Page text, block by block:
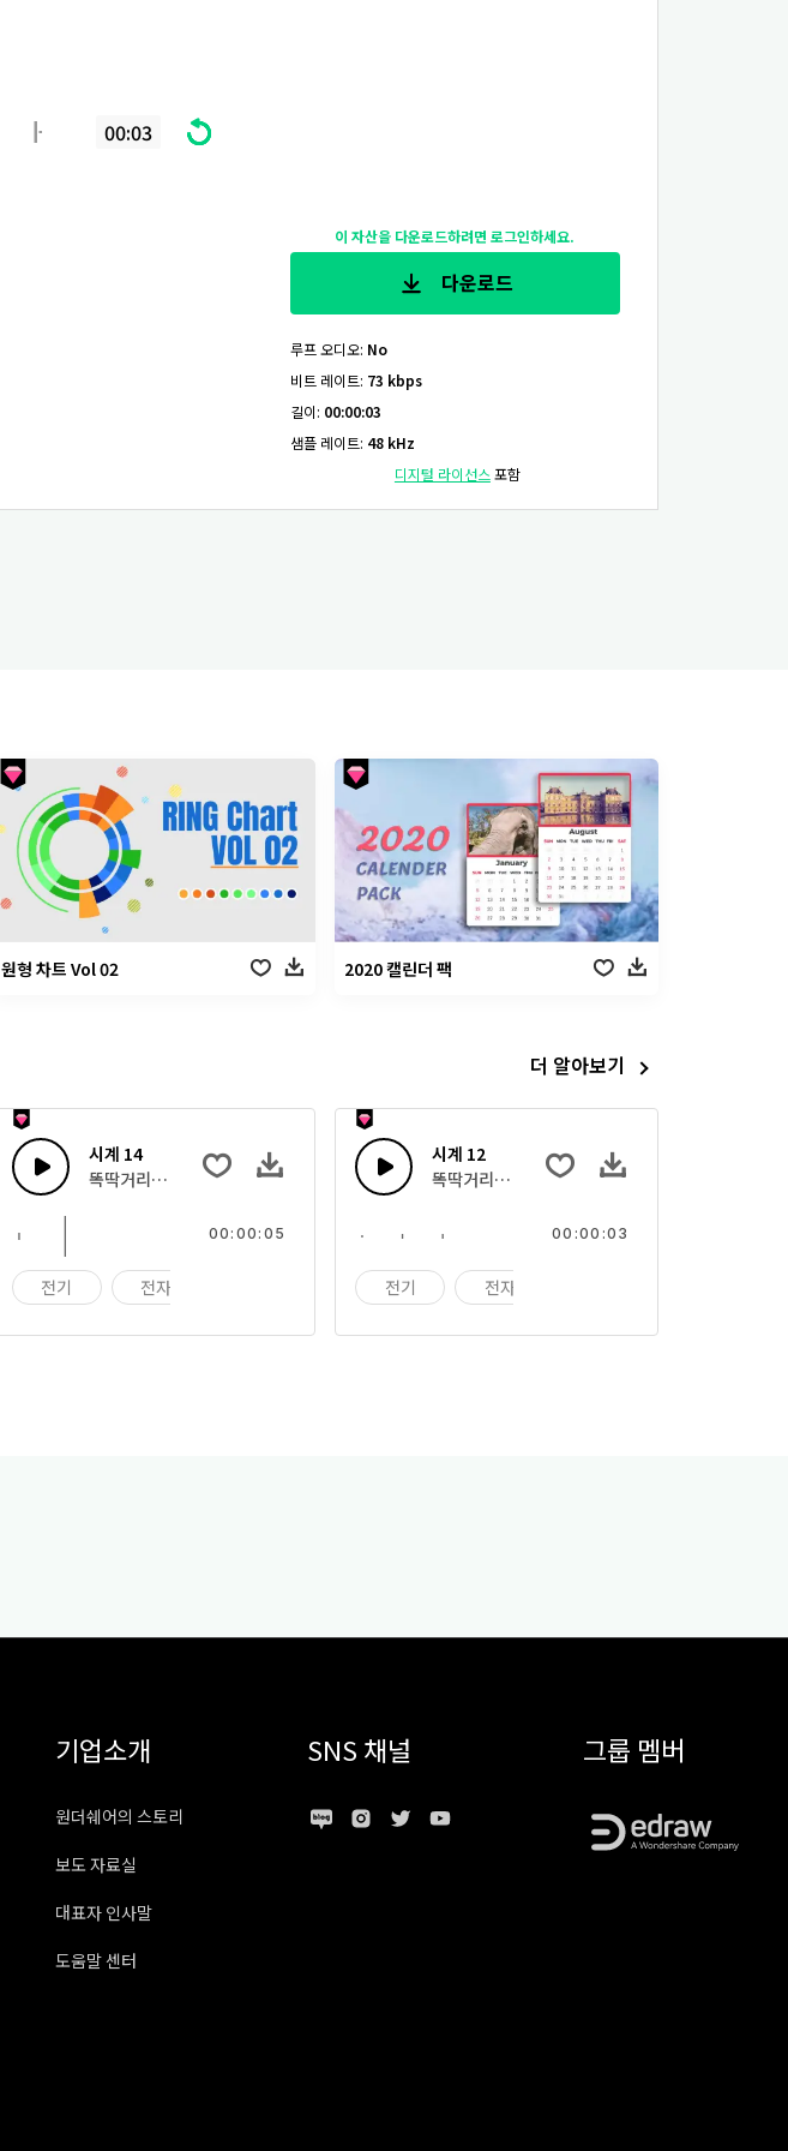
00:03
이 자산을 다운로드하려면 로그인하세요.
다운로드
루프 오디오: No
비트 레이트: 73 kbps
길이: 00:00:03
샘플 레이트: 48 kHz
디지털 라이선스 포함
원형 차트 Vol 02 2020 캘린더 팩
더 알아보기
시계 14
똑딱거리는 시계
전기 전자
00:00:05
시계 12
똑딱거리는 시계
전기 전자
00:00:03
기업소개
원더쉐어의 스토리
보도 자료실
대표자 인사말
도움말 센터
SNS 채널 그룹 멤버